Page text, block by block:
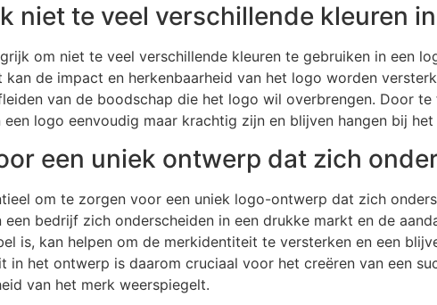
niet te veel verschillende kleuren
om niet te veel verschillende kleuren te gebruiken in een
kan de impact en herkenbaarheid van het logo worden
van de boodschap die het logo wil overbrengen. Door
een logo eenvoudig maar krachtig zijn en blijven hangen bij het
een uniek ontwerp dat zich
om te zorgen voor een uniek logo-ontwerp dat zich
een bedrijf zich onderscheiden in een drukke markt en de
is, kan helpen om de merkidentiteit te versterken en een
in het ontwerp is daarom cruciaal voor het creëren van een
van het merk weerspiegelt.